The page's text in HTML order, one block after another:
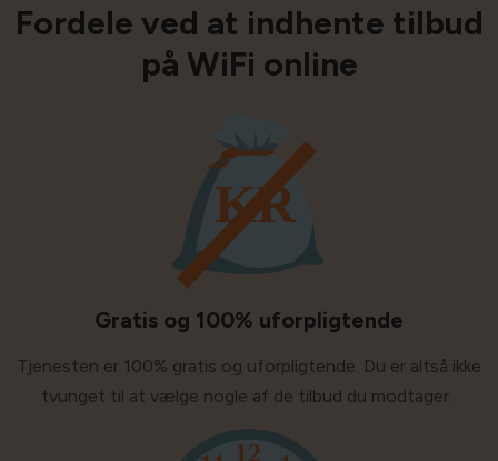
Fordele ved at indhente tilbud
på WiFi online
Gratis og 100% uforpligtende
Tjenesten er 100% gratis og uforpligtende. Du er altså ikke
tvunget til at vælge nogle af de tilbud du modtager.